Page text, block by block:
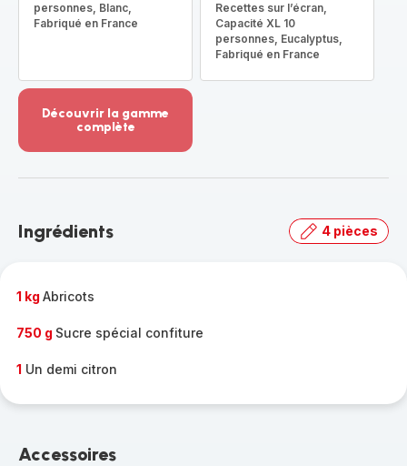
personnes, Blanc,
Fabriqué en France
Recettes sur l’écran,
Capacité XL 10
personnes, Eucalyptus,
Fabriqué en France
Découvrir la gamme
complète
-
gamme
Ingrédients 4 pièces
1 kg Abricots
750 g Sucre spécial confiture
1 Un demi citron
Accessoires